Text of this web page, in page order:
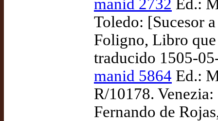
manid 2732 Ed.:
Toledo: [Sucesor
Foligno, Libro
traducido 1505-
manid 5864 Ed.:
R/10178.
Fernando de